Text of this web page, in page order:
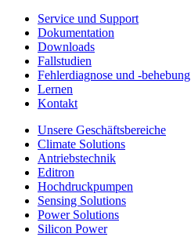
Service und Support
Dokumentation
Downloads
Fallstudien
Fehlerdiagnose und -behebung
Lernen
Kontakt
Unsere Geschäftsbereiche
Climate Solutions
Antriebstechnik
Editron
Hochdruckpumpen
Sensing Solutions
Power Solutions
Silicon Power